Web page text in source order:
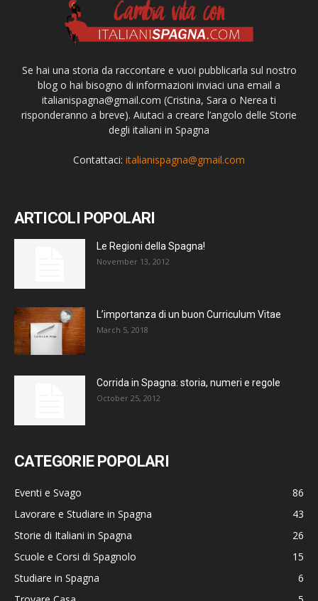
Se hai una storia da raccontare e vuoi pubblicarla sul nostro
blog o hai bisogno di informazioni inviaci una email a
italianispagna@gmail.com (Cristina, Sara o Nerea ti
risponderanno a breve). Aiutaci a creare l’angolo delle Storie
degli italiani in Spagna
Contattaci: italianispagna@gmail.com
ARTICOLI POPOLARI
Le Regioni della Spagna!
November 13, 2012
L’importanza di un buon Curriculum Vitae
March 5, 2018
Corrida in Spagna: storia, numeri e regole
October 25, 2012
CATEGORIE POPOLARI
Eventi e Svago
86
Lavorare e Studiare in Spagna
43
Storie di Italiani in Spagna
26
Scuole e Corsi di Spagnolo
15
Studiare in Spagna
6